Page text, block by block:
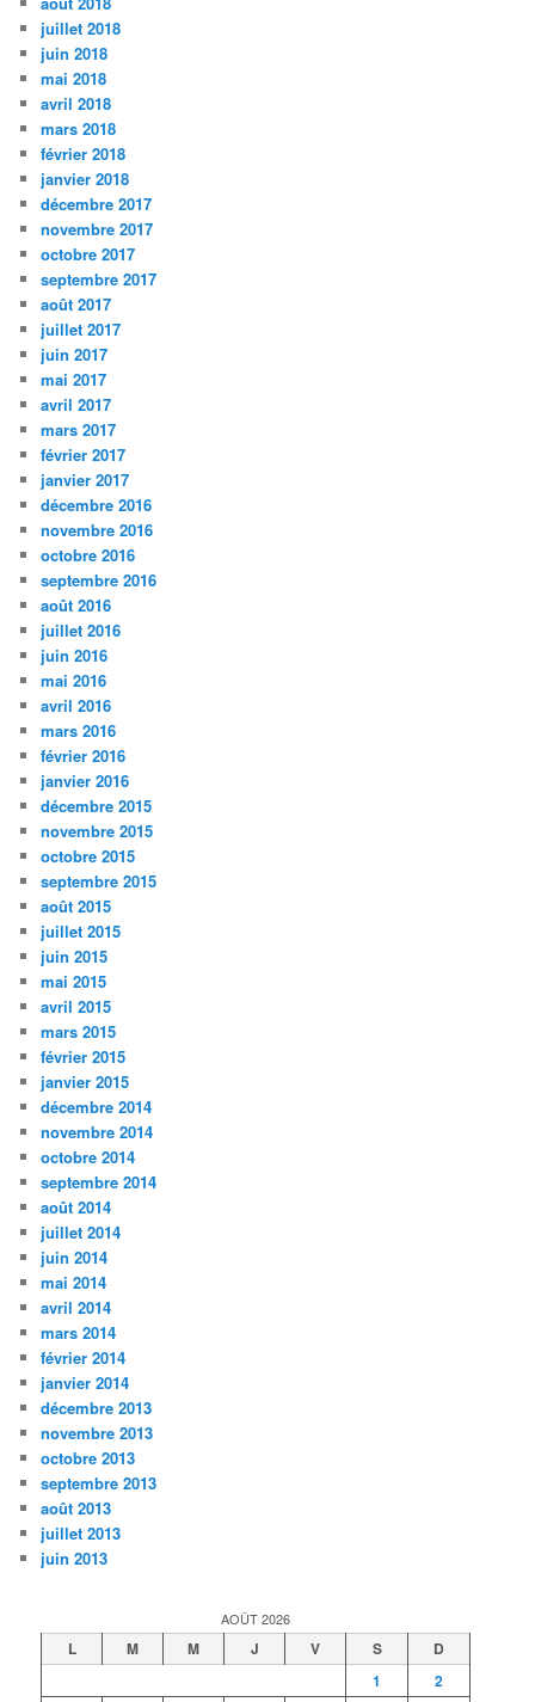
juillet 2018
juin 2018
mai 2018
avril 2018
mars 2018
février 2018
janvier 2018
décembre 2017
novembre 2017
octobre 2017
septembre 2017
août 2017
juillet 2017
juin 2017
mai 2017
avril 2017
mars 2017
février 2017
janvier 2017
décembre 2016
novembre 2016
octobre 2016
septembre 2016
août 2016
juillet 2016
juin 2016
mai 2016
avril 2016
mars 2016
février 2016
janvier 2016
décembre 2015
novembre 2015
octobre 2015
septembre 2015
août 2015
juillet 2015
juin 2015
mai 2015
avril 2015
mars 2015
février 2015
janvier 2015
décembre 2014
novembre 2014
octobre 2014
septembre 2014
août 2014
juillet 2014
juin 2014
mai 2014
avril 2014
mars 2014
février 2014
janvier 2014
décembre 2013
novembre 2013
octobre 2013
septembre 2013
août 2013
juillet 2013
juin 2013
AOÛT 2026
L M M J V S
D
1
2